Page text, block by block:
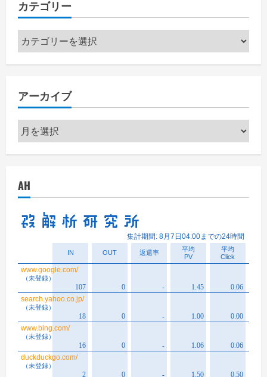
カテゴリー
カ
テ
ー
アーカイブ
ア
ー
ブ
AH